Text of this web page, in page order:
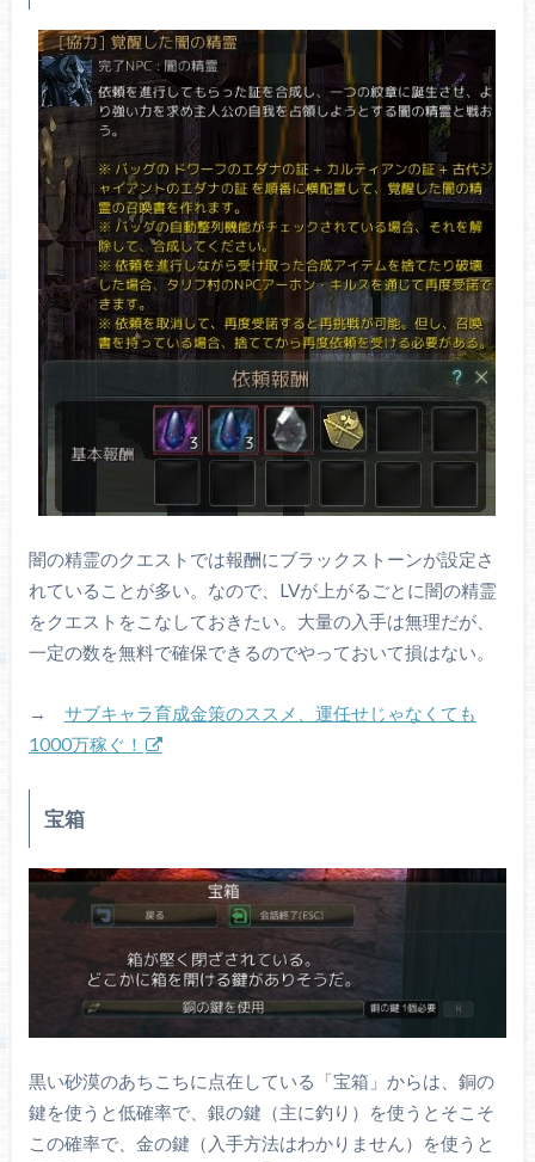
闇の精霊のクエストでは報酬にブラックストーンが設定さ
れていることが多い。なので、LVが上がるごとに闇の精霊
をクエストをこなしておきたい。大量の入手は無理だが、
一定の数を無料で確保できるのでやっておいて損はない。
→ サブキャラ育成金策のススメ、運任せじゃなくても
1000万稼ぐ！
宝箱
黒い砂漠のあちこちに点在している「宝箱」からは、銅の
鍵を使うと低確率で、銀の鍵（主に釣り）を使うとそこそ
この確率で、金の鍵（入手方法はわかりません）を使うと